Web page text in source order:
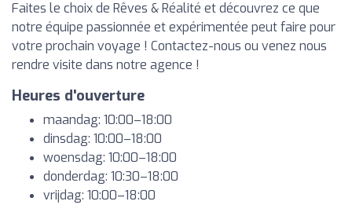
Faites le choix de Rêves & Réalité et découvrez ce que
notre équipe passionnée et expérimentée peut faire pour
votre prochain voyage ! Contactez-nous ou venez nous
rendre visite dans notre agence !
Heures d'ouverture
maandag: 10:00–18:00
dinsdag: 10:00–18:00
woensdag: 10:00–18:00
donderdag: 10:30–18:00
vrijdag: 10:00–18:00